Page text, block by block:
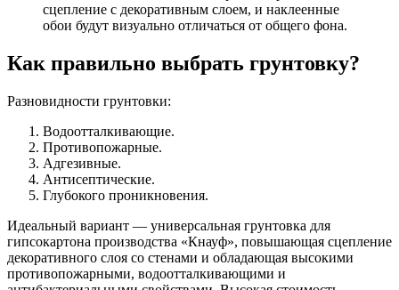
сцепление с декоративным слоем, и наклеенные
обои будут визуально отличаться от общего фона.
Как правильно выбрать грунтовку?
Разновидности грунтовки:
Водоотталкивающие.
Противопожарные.
Адгезивные.
Антисептические.
Глубокого проникновения.
Идеальный вариант — универсальная грунтовка для
гипсокартона производства «Кнауф», повышающая сцепление
декоративного слоя со стенами и обладающая высокими
противопожарными, водоотталкивающими и